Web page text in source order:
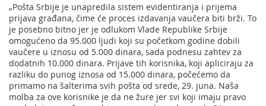
„Pošta Srbije je unapredila sistem evidentiranja i prijema
prijava građana, čime će proces izdavanja vaučera biti brži. To
je posebno bitno jer je odlukom Vlade Republike Srbije
omogućeno da 95.000 ljudi koji su početkom godine dobili
vaučere u iznosu od 5.000 dinara, sada podnesu zahtev za
dodatnih 10.000 dinara. Prijave tih korisnika, koji apliciraju za
razliku do punog iznosa od 15.000 dinara, počećemo da
primamo na šalterima svih pošta od srede, 29. juna. Naša
molba za ove korisnike je da ne žure jer svi koji imaju pravo